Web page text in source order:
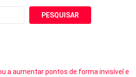
PESQUISAR
a aumentar pontos de forma invisível e